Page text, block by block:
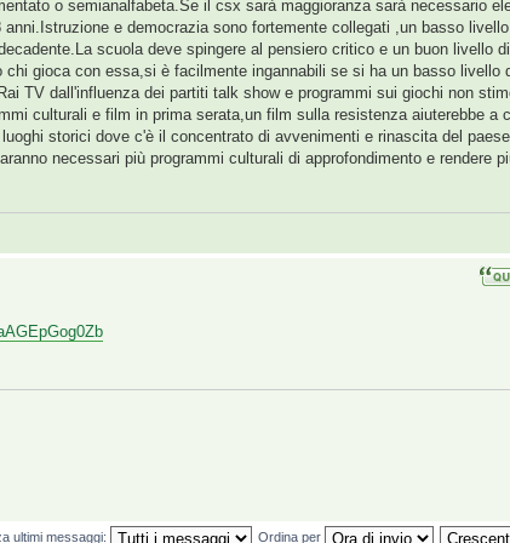
o semianalfabeta.Se il csx sarà maggioranza sarà necessario
e democrazia sono fortemente collegati ,un basso livello
scuola deve spingere al pensiero critico e un buon livello di
chi gioca con essa,si è facilmente ingannabili se si ha un basso livello
TV dall'influenza dei partiti talk show e programmi sui giochi non
culturali e film in prima serata,un film sulla resistenza aiuterebbe a
storici dove c'è il concentrato di avvenimenti e rinascita del
necessari più programmi culturali di approfondimento e rendere
ultimi messaggi: Ordina per